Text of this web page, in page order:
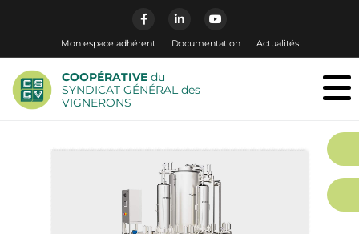
Mon espace adhérent Documentation Actualités
COOPÉRATIVE du
SYNDICAT GÉNÉRAL des
VIGNERONS